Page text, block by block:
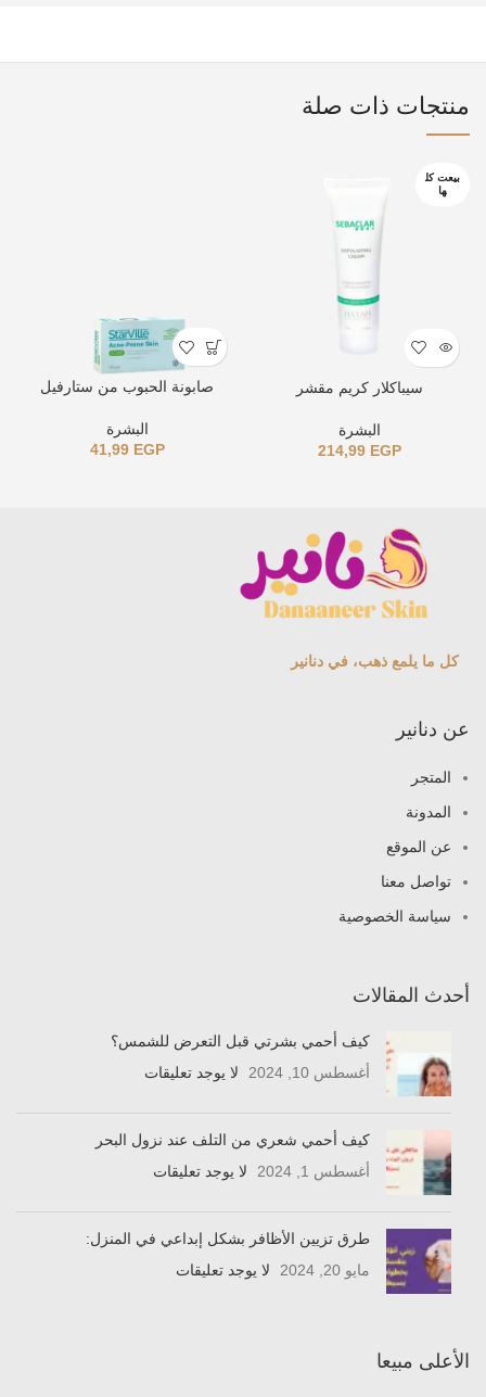
منتجات ذات صلة
بيعت كل
ها
سيباكلار كريم مقشر
البشرة
214,99 EGP
صابونة الحبوب من ستارفيل
البشرة
41,99 EGP
كل ما يلمع ذهب، في دنانير
عن دنانير
المتجر
المدونة
عن الموقع
تواصل معنا
سياسة الخصوصية
أحدث المقالات
كيف أحمي بشرتي قبل التعرض للشمس؟
أغسطس 10, 2024
لا يوجد تعليقات
كيف أحمي شعري من التلف عند نزول البحر
أغسطس 1, 2024
لا يوجد تعليقات
طرق تزيين الأظافر بشكل إبداعي في المنزل:
مايو 20, 2024
لا يوجد تعليقات
الأعلى مبيعا